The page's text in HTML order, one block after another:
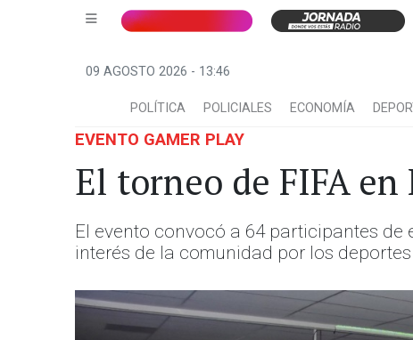
09 AGOSTO 2026 - 13:46
POLÍTICA POLICIALES ECONOMÍA
EVENTO GAMER PLAY
El torneo de FIFA
El evento convocó a 64 participantes de
interés de la comunidad por los